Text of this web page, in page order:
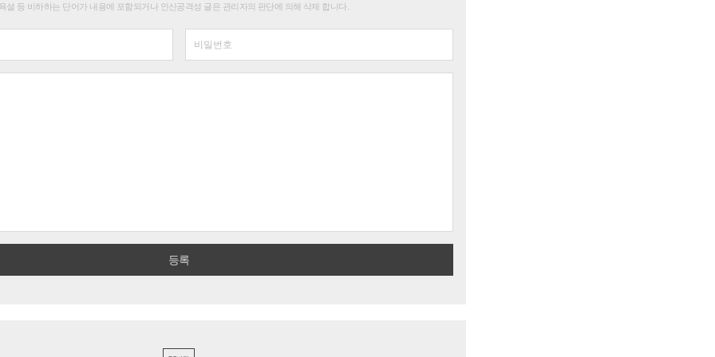
설 등 비하하는 단어가 내용에 포함되거나 인신공격성 글은 관리자의 판단에 의해 삭제 합니다.